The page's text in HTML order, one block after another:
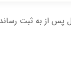
پس از به ثبت